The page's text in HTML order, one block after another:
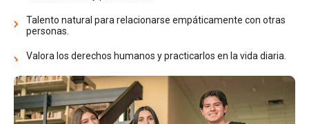
Talento natural para relacionarse empáticamente con otras
personas.
Valora los derechos humanos y practicarlos en la vida diaria.